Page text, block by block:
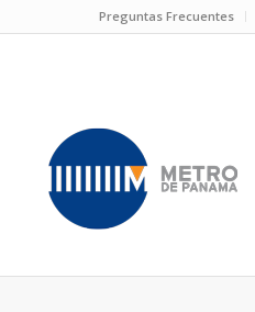
Preguntas Frecuentes